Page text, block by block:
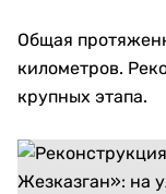
Общая
километров.
крупных этапа.